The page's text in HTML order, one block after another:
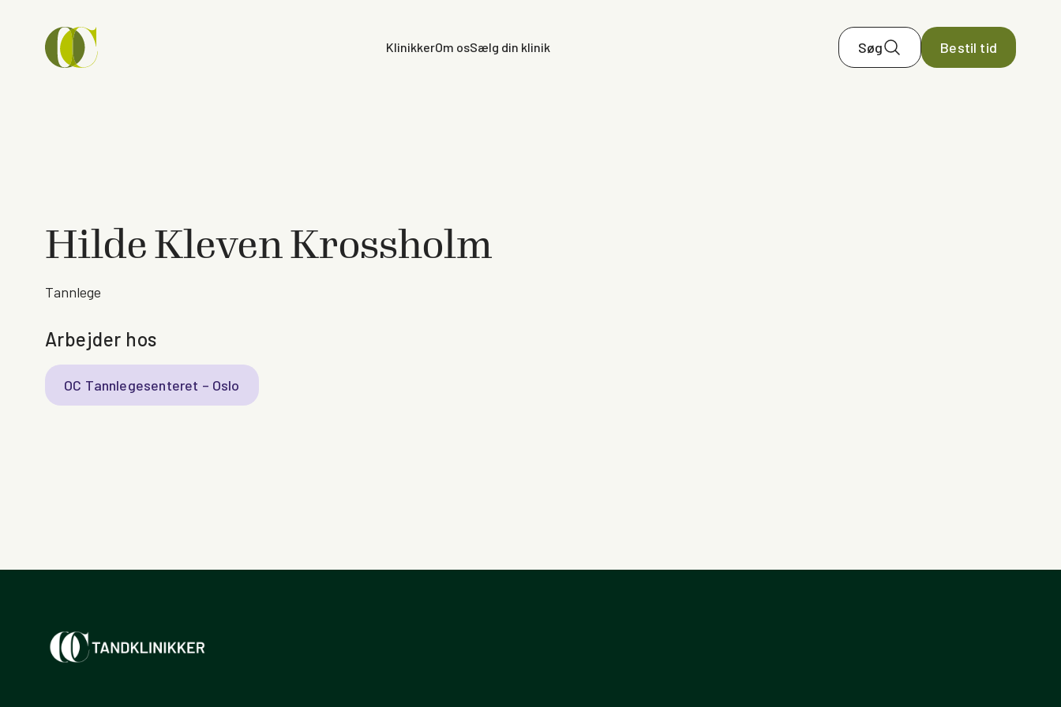
KlinikkerOm osSælg din klinik Søg Bestil tid
Hilde Kleven Krossholm
Tannlege
Arbejder hos
OC Tannlegesenteret – Oslo